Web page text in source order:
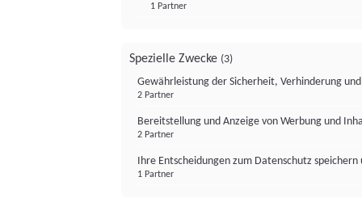
1 Partner
Spezielle Zwecke (3)
Gewährleistung der Sicherheit, Verhinderung
2 Partner
Bereitstellung und Anzeige von Werbung und
2 Partner
Ihre Entscheidungen zum Datenschutz
1 Partner